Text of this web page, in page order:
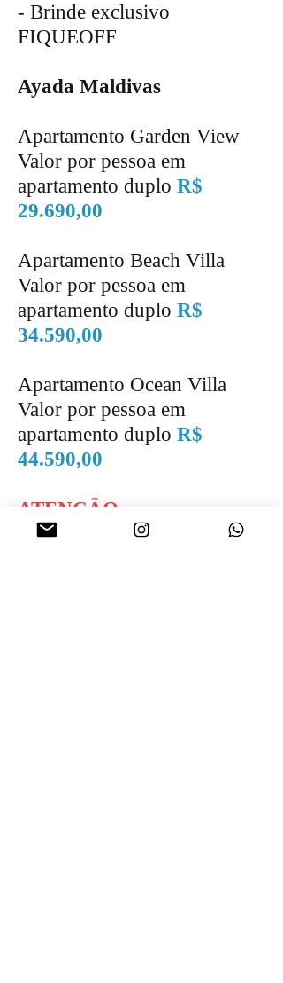
- Brinde exclusivo
FIQUEOFF
Ayada Maldivas
Apartamento Garden View
Valor por pessoa em
apartamento duplo R$
29.690,00
Apartamento Beach Villa
Valor por pessoa em
apartamento duplo R$
34.590,00
Apartamento Ocean Villa
Valor por pessoa em
apartamento duplo R$
44.590,00
ATENÇÃO
Valores calculados para